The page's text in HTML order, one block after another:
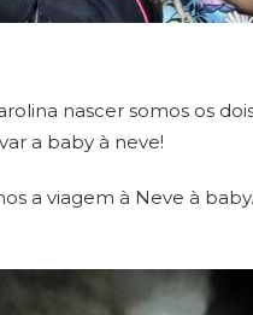
nascer somos os
a baby à neve!
a viagem à Neve à